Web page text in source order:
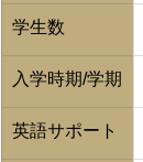
学生数
入学時期/学期
英語サポート